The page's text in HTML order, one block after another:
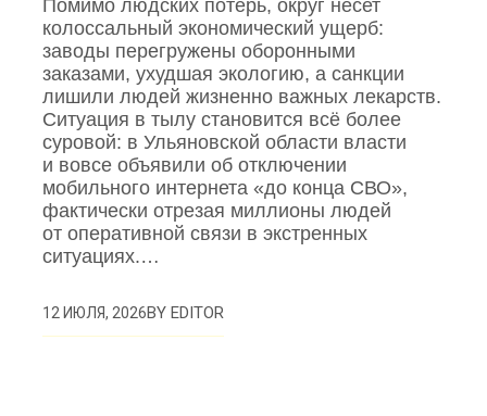
Помимо людских потерь, округ несет
колоссальный экономический ущерб:
заводы перегружены оборонными
заказами, ухудшая экологию, а санкции
лишили людей жизненно важных лекарств.
Ситуация в тылу становится всё более
суровой: в Ульяновской области власти
и вовсе объявили об отключении
мобильного интернета «до конца СВО»,
фактически отрезая миллионы людей
от оперативной связи в экстренных
ситуациях.…
12 ИЮЛЯ, 2026BYEDITOR